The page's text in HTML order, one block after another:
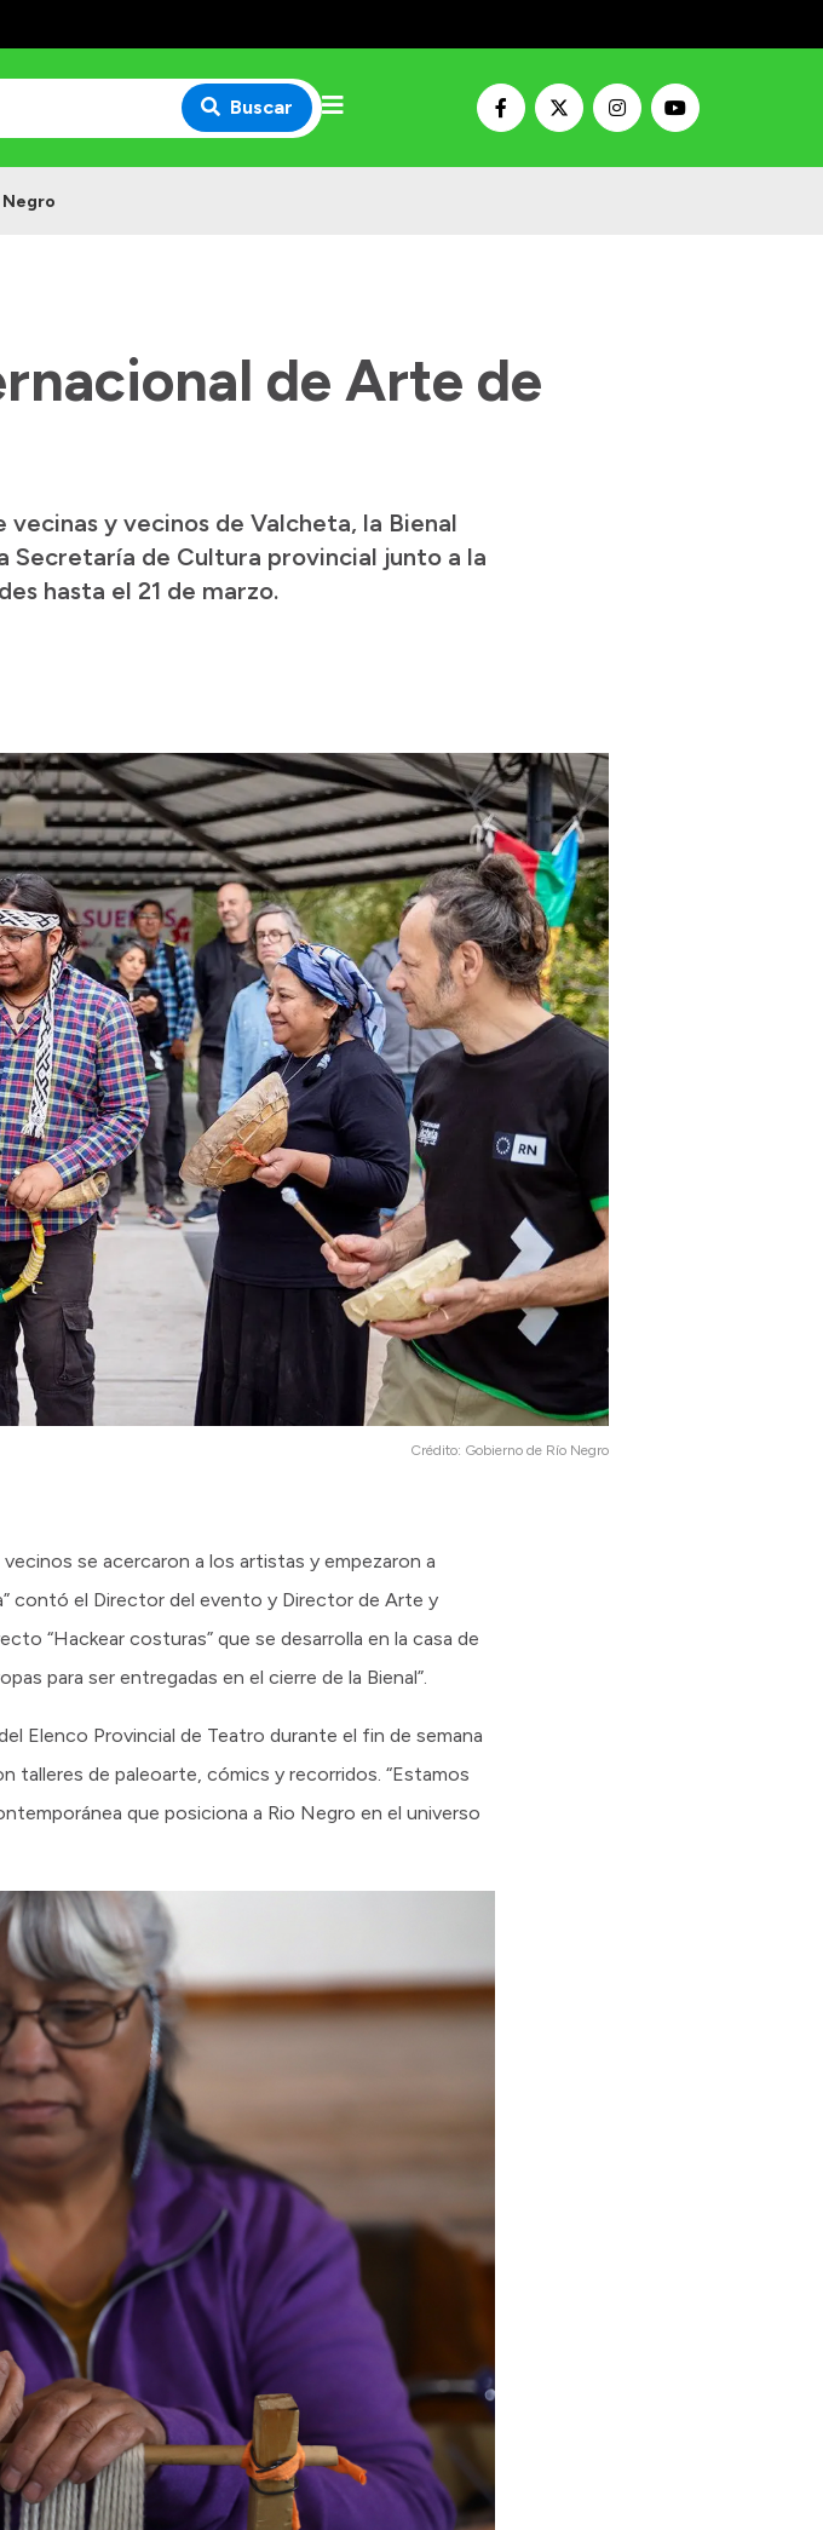
Buscar
de Arte de
y vecinos de Valcheta, la Bienal
Secretaría de Cultura provincial junto a la
hasta el 21 de marzo.
Crédito: Gobierno de Río Negro
se acercaron a los artistas y empezaron a
contó el Director del evento y Director de Arte y
“Hackear costuras” que se desarrolla en la casa de
para ser entregadas en el cierre de la Bienal”.
Elenco Provincial de Teatro durante el fin de semana
talleres de paleoarte, cómics y recorridos. “Estamos
que posiciona a Rio Negro en el universo